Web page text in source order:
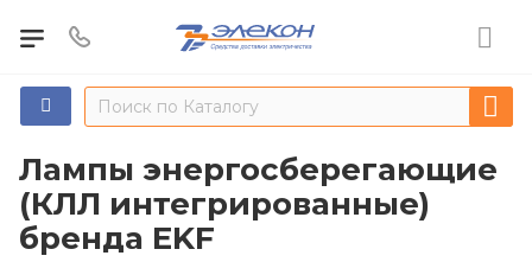
Лампы энергосберегающие
(КЛЛ интегрированные)
бренда EKF